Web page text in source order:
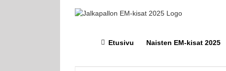
Etusivu Naisten EM-kisat 2025